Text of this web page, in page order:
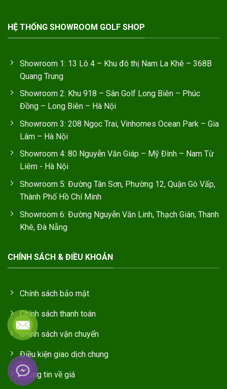
HỆ THỐNG SHOWROOM GOLF SHOP
Showroom 1: 13 Lô 4 – Khu đô thị Nam La Khê – 368B
Quang Trung
Showroom 2: Khu 918 – Sân Golf Long Biên – Phúc
Đồng – Long Biên – Hà Nội
Showroom 3: 208 Ngọc Trai, Vinhomes Ocean Park – Gia
Lâm – Hà Nội
Showroom 4: 80 Nguyễn Văn Giáp – Mỹ Đình – Nam Từ
Liêm - Hà Nội
Showroom 5: Đường Tân Sơn, Phường 12, Quận Gò Vấp,
Thành Phố Hồ Chí Minh
Showroom 6: Đường Nguyễn Văn Linh, Thạch Gián, Thanh
Khê, Đà Nẵng
CHÍNH SÁCH & ĐIỀU KHOẢN
Chính sách bảo mật
Chính sách thanh toán
Chính sách vận chuyển
Điều kiện giao dịch chung
Thông tin về giá